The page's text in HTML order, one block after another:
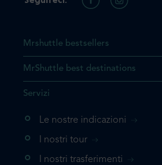
Mrshuttle bestsellers
MrShuttle best destinations
Servizi
Le nostre indicazioni
I nostri tour
I nostri trasferimenti